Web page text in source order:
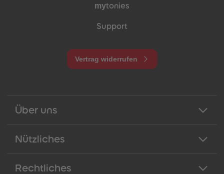
mytonies
Support
Vertrag widerrufen
Über uns
Nützliches
Rechtliches